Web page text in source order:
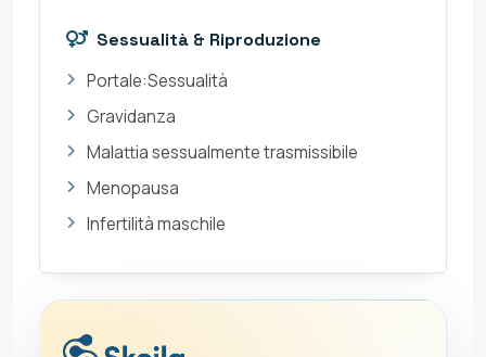
Sessualità & Riproduzione
Portale:Sessualità
Gravidanza
Malattia sessualmente trasmissibile
Menopausa
Infertilità maschile